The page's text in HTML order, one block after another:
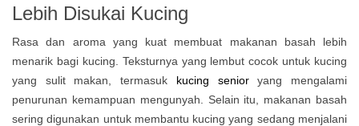
Lebih Disukai Kucing
Rasa dan aroma yang kuat membuat makanan basah lebih
menarik bagi kucing. Teksturnya yang lembut cocok untuk kucing
yang sulit makan, termasuk kucing senioryang mengalami
penurunan kemampuan mengunyah. Selain itu, makanan basah
sering digunakan untuk membantu kucing yang sedang menjalani